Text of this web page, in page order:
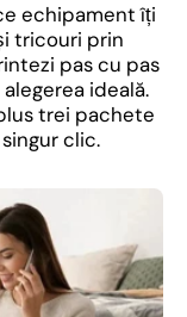
echipament îți
tricouri prin
pas cu pas
ideală.
trei pachete
clic.